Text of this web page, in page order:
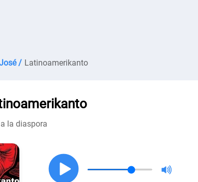
/ Latinoamerikanto
la diaspora